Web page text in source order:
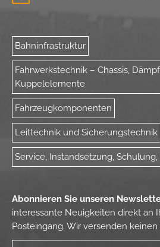
Bahninfrastruktur
Fahrwerkstechnik – Chassis,
Kuppelelemente
Fahrzeugkomponenten
Leittechnik und Sicherungstechnik
Service, Instandsetzung, Schulung,
Abonnieren Sie unseren
interessante Neuigkeiten direkt an
Posteingang. Wir versenden keinen